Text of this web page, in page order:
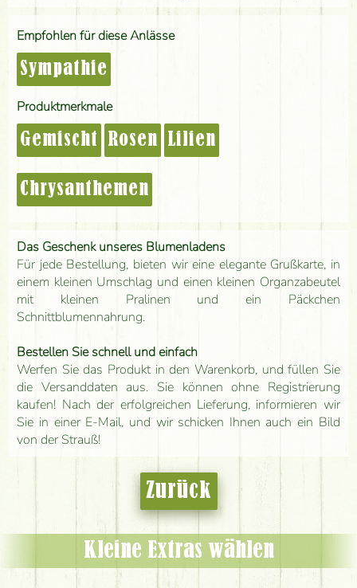
Empfohlen für diese Anlässe
Sympathie
Produktmerkmale
Gemischt Rosen Lilien
Chrysanthemen
Das Geschenk unseres Blumenladens
Für jede Bestellung, bieten wir eine elegante Grußkarte, in
einem kleinen Umschlag und einen kleinen Organzabeutel
mit kleinen Pralinen und ein Päckchen
Schnittblumennahrung.
Bestellen Sie schnell und einfach
Werfen Sie das Produkt in den Warenkorb, und füllen Sie
die Versanddaten aus. Sie können ohne Registrierung
kaufen! Nach der erfolgreichen Lieferung, informieren wir
Sie in einer E-Mail, und wir schicken Ihnen auch ein Bild
von der Strauß!
Zurück
Kleine Extras wählen